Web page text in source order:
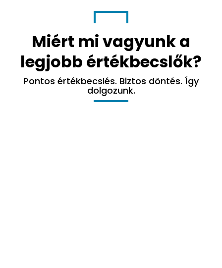
Miért mi vagyunk a
legjobb értékbecslők?
Pontos értékbecslés. Biztos döntés. Így
dolgozunk.